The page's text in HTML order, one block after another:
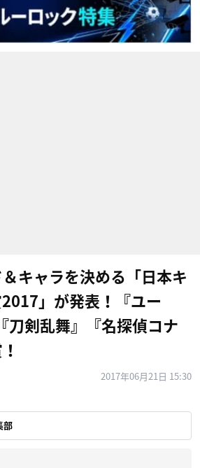
キャラを決める「日本キ
」が発表！『ユー
刀剣乱舞』『名探偵コナ
2017年06月21日 15:30
部